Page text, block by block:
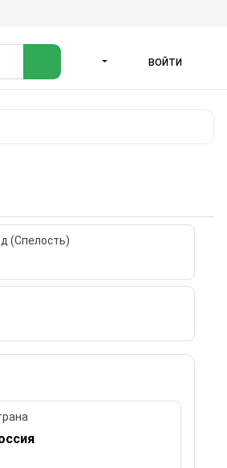
ВОЙТИ
(Спелость)